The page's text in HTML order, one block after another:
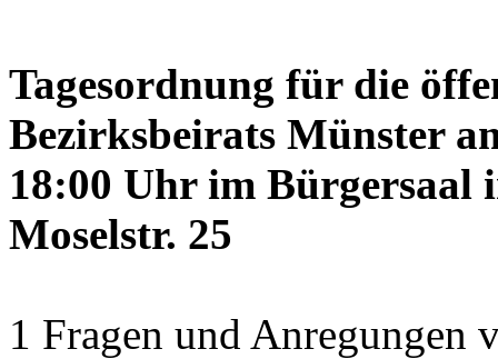
Tagesordnung für die
Bezirksbeirats Münster
18:00 Uhr im
Moselstr. 25
1 Fragen und Anregungen